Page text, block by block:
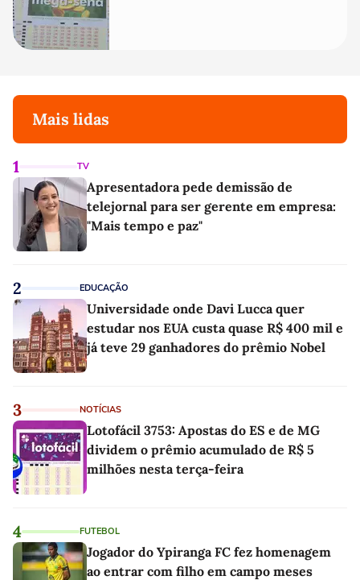
Mais lidas
1 TV
Apresentadora pede demissão de
telejornal para ser gerente em empresa:
"Mais tempo e paz"
2 EDUCAÇÃO
Universidade onde Davi Lucca quer
estudar nos EUA custa quase R$ 400 mil e
já teve 29 ganhadores do prêmio Nobel
3 NOTÍCIAS
Lotofácil 3753: Apostas do ES e de MG
dividem o prêmio acumulado de R$ 5
milhões nesta terça-feira
4 FUTEBOL
Jogador do Ypiranga FC fez homenagem
ao entrar com filho em campo meses